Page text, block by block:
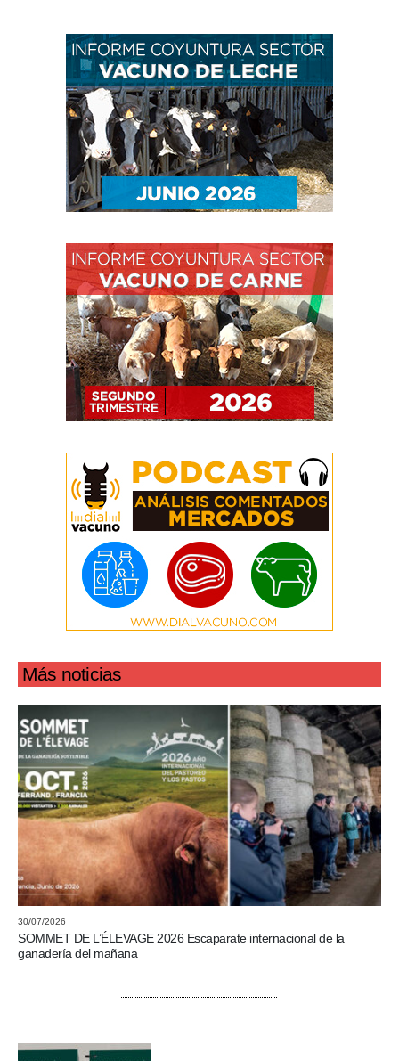
Más noticias
30/07/2026
SOMMET DE L’ÉLEVAGE 2026 Escaparate internacional de la
ganadería del mañana